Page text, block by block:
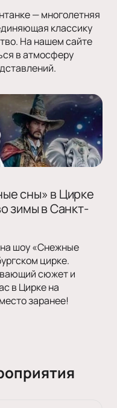
— многолетняя
классику
На нашем сайте
в атмосферу
сны» в Цирке
зимы в Санкт-
шоу «Снежные
цирке.
сюжет и
в Цирке на
заранее!